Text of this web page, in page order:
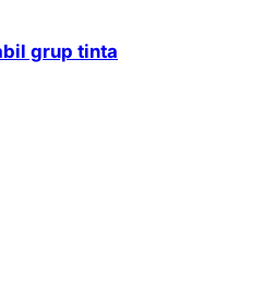
grup tinta